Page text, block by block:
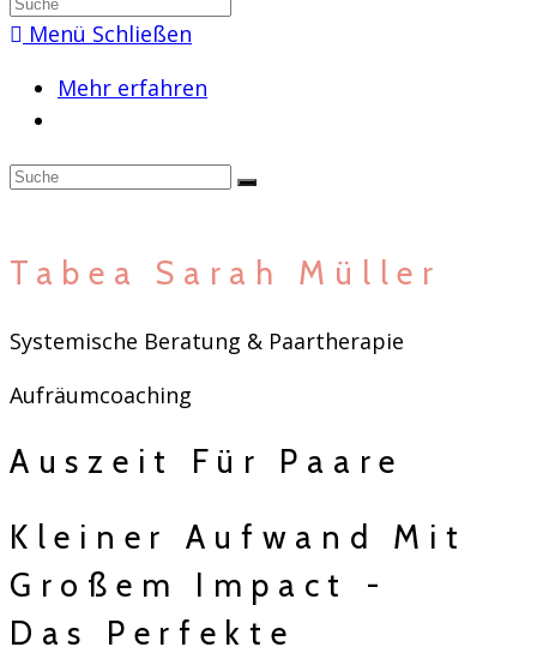
nach:
Menü Schließen
Mehr erfahren
Tabea Sarah Müller
Systemische Beratung & Paartherapie
Aufräumcoaching
Auszeit Für Paare
Kleiner Aufwand Mit
Großem Impact -
Das Perfekte